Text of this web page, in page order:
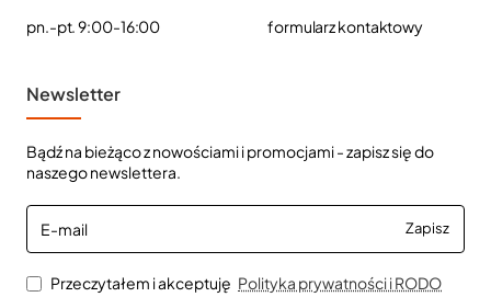
pn.-pt. 9:00-16:00 formularz kontaktowy
Newsletter
Bądź na bieżąco z nowościami i promocjami - zapisz się do
naszego newslettera.
E-
mail
Zapisz
Przeczytałem i akceptuję Polityka prywatności i RODO